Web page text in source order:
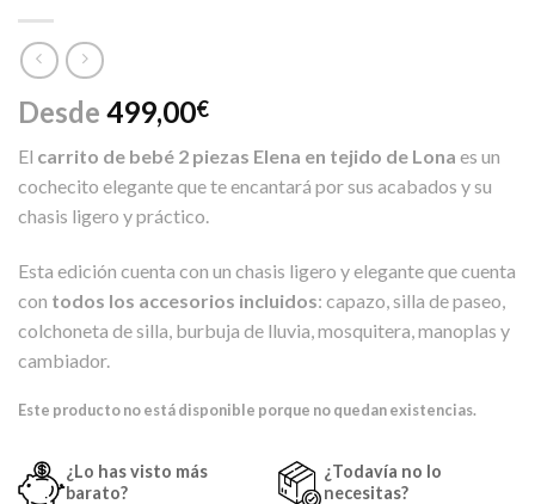
Desde 499,00€
El carrito de bebé 2 piezas Elena en tejido de Lona es un
cochecito elegante que te encantará por sus acabados y su
chasis ligero y práctico.
Esta edición cuenta con un chasis ligero y elegante que cuenta
con todos los accesorios incluidos: capazo, silla de paseo,
colchoneta de silla, burbuja de lluvia, mosquitera, manoplas y
cambiador.
Este producto no está disponible porque no quedan existencias.
¿Lo has visto más
barato?
¿Todavía no lo
necesitas?